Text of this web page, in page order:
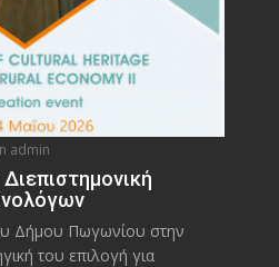
admin
Δήμου Πωγωνίου στην
του επιλογή για